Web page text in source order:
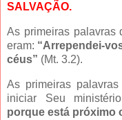
SALVAÇÃO.
As primeiras palavras
eram: “Arrependei-
céus” (Mt. 3.2).
As primeiras
iniciar Seu
porque está próximo